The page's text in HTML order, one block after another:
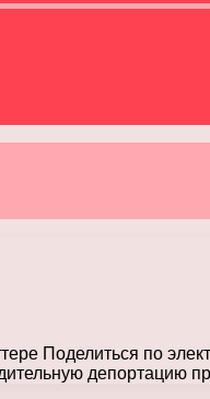
Поделиться по
депортацию